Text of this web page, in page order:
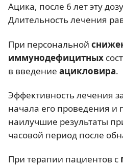
Ацика, после 6 лет эту
Длительность лечения
При персональной
иммунодефицитных
в введение ацикловира.
Эффективность лечения
начала его проведения и
наилучшие результаты
часовой период после
При терапии пациентов с